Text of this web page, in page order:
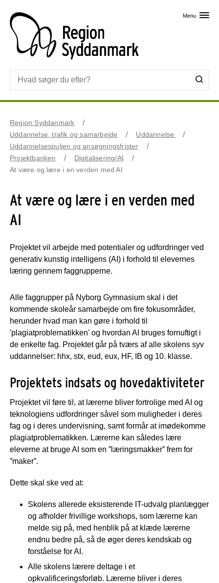
Menu
Region Syddanmark
Uddannelse, trafik og samarbejde
Uddannelse
Uddannelsespuljen og ansøgningsfrister
Projektbanken
Digitalisering/AI
At være og lære i en verden med AI
At være og lære i en verden med
AI
Projektet vil arbejde med potentialer og udfordringer ved
generativ kunstig intelligens (AI) i forhold til elevernes
læring gennem faggrupperne.
Alle faggrupper på Nyborg Gymnasium skal i det
kommende skoleår samarbejde om fire fokusområder,
herunder hvad man kan gøre i forhold til
'plagiatproblematikken' og hvordan AI bruges fornuftigt i
de enkelte fag. Projektet går på tværs af alle skolens syv
uddannelser: hhx, stx, eud, eux, HF, IB og 10. klasse.
Projektets indsats og hovedaktiviteter
Projektet vil føre til, at lærerne bliver fortrolige med AI og
teknologiens udfordringer såvel som muligheder i deres
fag og i deres undervisning, samt formår at imødekomme
plagiatproblematikken. Lærerne kan således lære
eleverne at bruge AI som en ”læringsmakker” frem for
”maker”.
Dette skal ske ved at:
Skolens allerede eksisterende IT-udvalg planlægger
og afholder frivillige workshops, som lærerne kan
melde sig på, med henblik på at klæde lærerne
endnu bedre på, så de øger deres kendskab og
forståelse for AI.
Alle skolens lærere deltage i et
opkvalificeringsforløb. Lærerne bliver i deres